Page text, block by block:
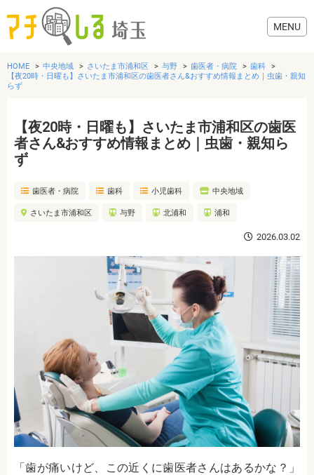
グルメ
歯医者・病院
HOME 中央地域 さいたま市浦和区 与野 歯医者・病院
歯科
【夜20時・日曜も】さいたま市浦和区の歯医者さん&おすすめ情報まとめ｜虫歯・親知
らず
【夜20時・日曜も】さいたま市浦和区の歯医
者さん&おすすめ情報まとめ｜虫歯・親知ら
ず
歯医者・病院 歯科 小児歯科 中央地域
さいたま市浦和区 与野 北浦和 浦和
2026.03.02
「歯が痛いけど、この近くに歯医者さんはあるかな？」